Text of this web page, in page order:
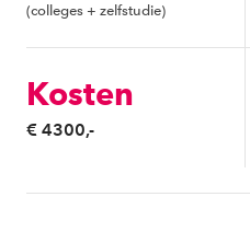
(colleges + zelfstudie)
Kosten
€ 4300,-